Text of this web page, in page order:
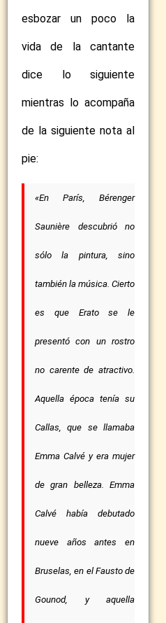
esbozar un poco la
vida de la cantante
dice lo siguiente
mientras lo acompaña
de la siguiente nota al
pie:
«En París, Bérenger
Saunière descubrió no
sólo la pintura, sino
también la música. Cierto
es que Erato se le
presentó con un rostro
no carente de atractivo.
Aquella época tenía su
Callas, que se llamaba
Emma Calvé y era mujer
de gran belleza. Emma
Calvé había debutado
nueve años antes en
Bruselas, en el Fausto de
Gounod, y aquella